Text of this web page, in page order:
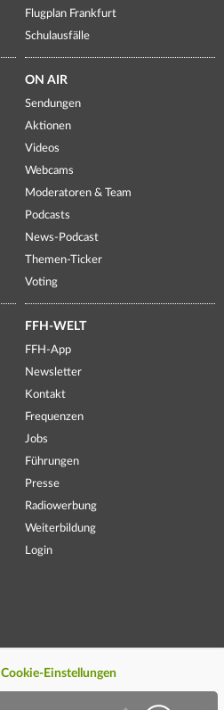
Flugplan Frankfurt
Schulausfälle
ON AIR
Sendungen
Aktionen
Videos
Webcams
Moderatoren & Team
Podcasts
News-Podcast
Themen-Ticker
Voting
FFH-WELT
FFH-App
Newsletter
Kontakt
Frequenzen
Jobs
Führungen
Presse
Radiowerbung
Weiterbildung
Login
Cookie-Einstellungen